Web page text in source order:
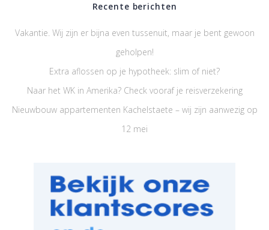
Recente berichten
Vakantie. Wij zijn er bijna even tussenuit, maar je bent gewoon
geholpen!
Extra aflossen op je hypotheek: slim of niet?
Naar het WK in Amerika? Check vooraf je reisverzekering
Nieuwbouw appartementen Kachelstaete – wij zijn aanwezig op
12 mei